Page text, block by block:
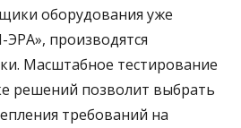
оборудования уже
производятся
Масштабное тестирование
решений позволит выбрать
требований на